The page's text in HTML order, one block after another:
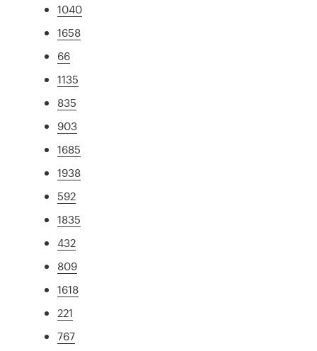
1040
1658
66
1135
835
903
1685
1938
592
1835
432
809
1618
221
767